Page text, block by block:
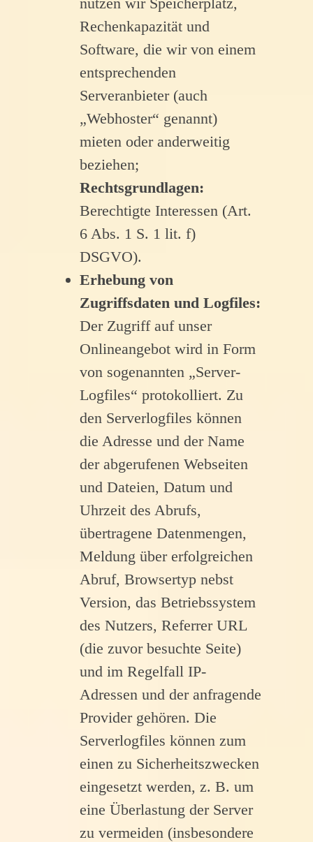
Rechenkapazität und
Software, die wir von einem
entsprechenden
Serveranbieter (auch
„Webhoster“ genannt)
mieten oder anderweitig
beziehen;
Rechtsgrundlagen:
Berechtigte Interessen (Art.
6 Abs. 1 S. 1 lit. f)
DSGVO).
Erhebung von
Zugriffsdaten und Logfiles:
Der Zugriff auf unser
Onlineangebot wird in Form
von sogenannten „Server-
Logfiles“ protokolliert. Zu
den Serverlogfiles können
die Adresse und der Name
der abgerufenen Webseiten
und Dateien, Datum und
Uhrzeit des Abrufs,
übertragene Datenmengen,
Meldung über erfolgreichen
Abruf, Browsertyp nebst
Version, das Betriebssystem
des Nutzers, Referrer URL
(die zuvor besuchte Seite)
und im Regelfall IP-
Adressen und der anfragende
Provider gehören. Die
Serverlogfiles können zum
einen zu Sicherheitszwecken
eingesetzt werden, z. B. um
eine Überlastung der Server
zu vermeiden (insbesondere